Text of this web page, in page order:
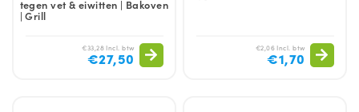
tegen vet & eiwitten | Bakoven
| Grill
€33,28 Incl. btw
€27,50
€2,06 Incl. btw
€1,70